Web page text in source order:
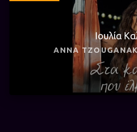
Ιουλία
ANNA